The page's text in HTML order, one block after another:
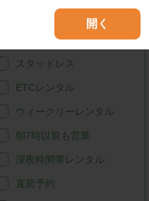
開く
スタッドレス
ETCレンタル
ウィークリーレンタル
朝7時以前も営業
深夜時間帯レンタル
直前予約